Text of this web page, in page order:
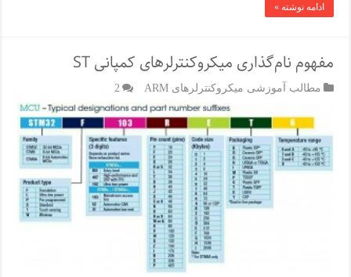
ادامه نوشته »
مفهوم نام‌گذاری میکروکنترلرهای کمپانی ST
مطالب آموزشی میکروکنترلرهای ARM 2